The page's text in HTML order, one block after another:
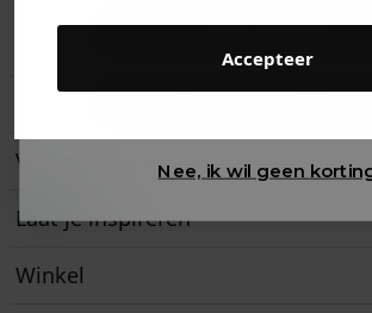
Accepteer
Verzend- en retourinformatie
Laat je inspireren
Winkel
Kids kleding
Nee, ik wil geen